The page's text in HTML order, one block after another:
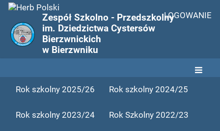
Zespół Szkolno - Przedszkolny
im. Dziedzictwa Cystersów
Bierzwnickich
w Bierzwniku
LOGOWANIE
Przedszkolne
nowinki
Rok szkolny 2025/26 Rok szkolny 2024/25
Rok szkolny 2023/24 Rok Szkolny 2022/23